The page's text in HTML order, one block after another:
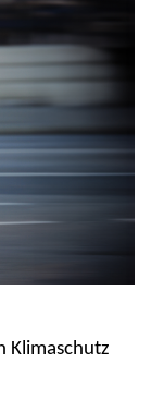
Klimaschutz